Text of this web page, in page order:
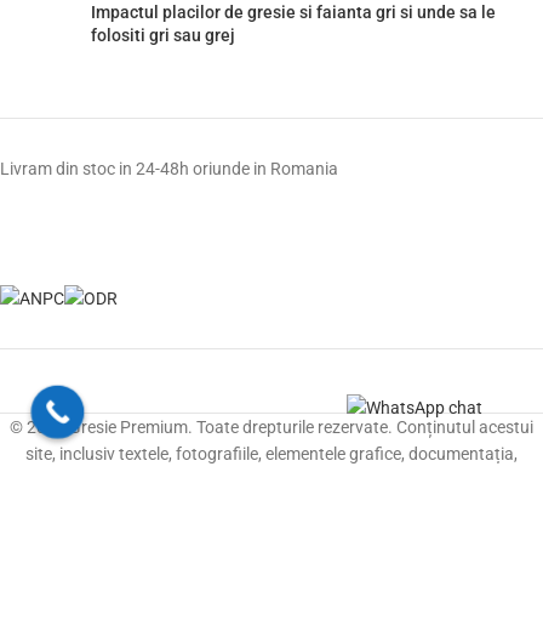
Impactul placilor de gresie si faianta gri si unde sa le
folositi gri sau grej
Livram din stoc in 24-48h oriunde in Romania
© 2026 Gresie Premium. Toate drepturile rezervate. Conținutul acestui
site, inclusiv textele, fotografiile, elementele grafice, documentația,